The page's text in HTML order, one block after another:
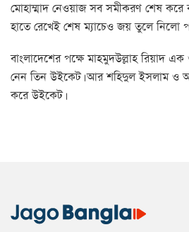
মোহাম্মাদ নেওয়াজ সব সমীকরণ শেষ করে
হাতে রেখেই শেষ ম্যাচেও জয় তুলে নিলো
বাংলাদেশের পক্ষে মাহমুদউল্লাহ রিয়াদ
নেন তিন উইকেট। আর শহিদুল ইসলাম ও
করে উইকেট।